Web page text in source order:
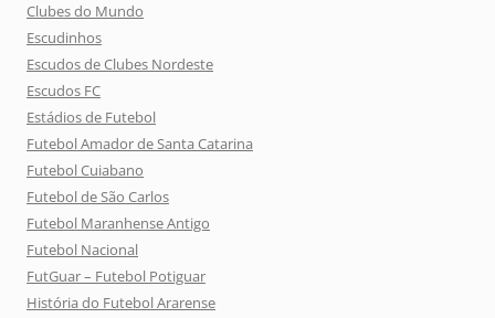
Clubes do Mundo
Escudinhos
Escudos de Clubes Nordeste
Escudos FC
Estádios de Futebol
Futebol Amador de Santa Catarina
Futebol Cuiabano
Futebol de São Carlos
Futebol Maranhense Antigo
Futebol Nacional
FutGuar – Futebol Potiguar
História do Futebol Ararense